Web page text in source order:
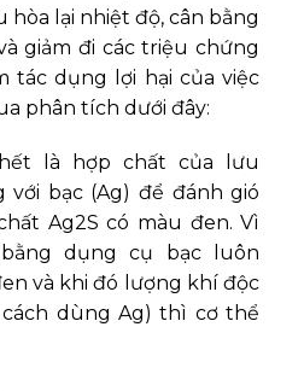
hòa lại nhiệt độ, cân bằng
giảm đi các triệu chứng
tác dụng lợi hại của việc
phân tích dưới đây:
là hợp chất của lưu
với bạc (Ag) để đánh gió
Ag2S có màu đen. Vì
dụng cụ bạc luôn
và khi đó lượng khí độc
dùng Ag) thì cơ thể